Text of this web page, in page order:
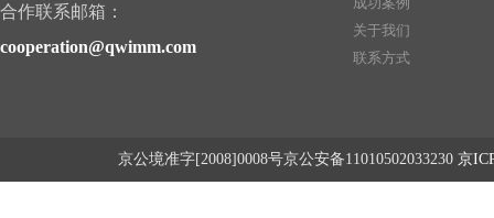
合作联系邮箱：
cooperation@qwimm.com
关于我们
联系方式
京公境准字[2008]0008号京公安备11010502033230 京